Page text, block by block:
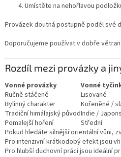
Umístěte na nehořlavou
Provázek doutná postupně podél své
Doporučujeme používat v dobře
Rozdíl mezi provázky a
Vonné provázky Vonné
Ručně stáčené
Lisované
Bylinný charakter
Kořeněné /
Tradiční himálajský původIndie /
Pomalejší hoření
Střední
Pokud hledáte silnější orientální vůni,
Pro intenzivní krátkodobý efekt jsou
Pro hlubší duchovní práci jsou ideální